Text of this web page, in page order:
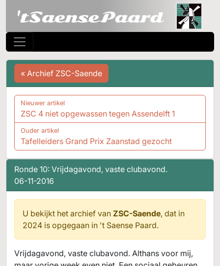
Ronde 10: Vrijdagavond, vaste clubavond.
06-11-2016
U bekijkt het archief van ZSC-Saende, dat in
2024 is opgegaan in 't Saense Paard.
Vrijdagavond, vaste clubavond. Althans voor mij,
« Archief ZSC-Saende
Nieuwer artikel
ZSC 4 niet opgewassen tegen Assendelft 1
Ouder artikel
Tafelleiders Grand Prix Zaanstad gezocht